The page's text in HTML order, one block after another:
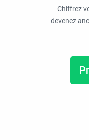
Chiffrez
devenez